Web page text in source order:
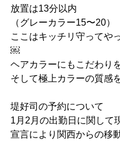
放置は13分以内
（グレーカラー15〜20）
ここはキッチリ守ってや
￼
ヘアカラーにもこだわりを
そして極上カラーの質感を
堤好司の予約について
1月2月の出勤日に関して
宣言により関西からの移